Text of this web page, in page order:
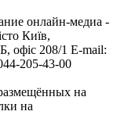
онлайн-медиа -
Київ,
208/1 E-mail:
205-43-00
на
на